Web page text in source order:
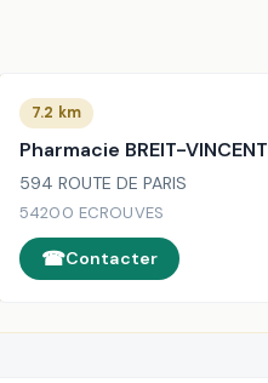
7.2 km
Pharmacie BREIT-VINCENT
594 ROUTE DE PARIS
54200 ECROUVES
Contacter